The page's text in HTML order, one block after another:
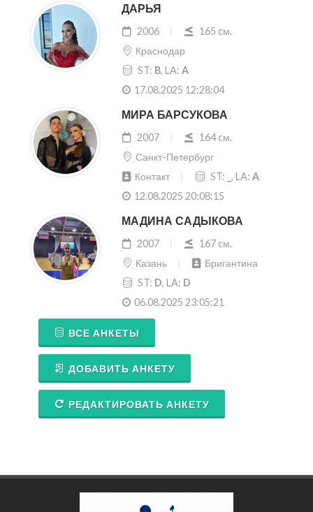
ДАРЬЯ
2006
165 cм.
Краснодар
ST: B, LA: A
17.08.2025 12:28:04
МИРА БАРСУКОВА
2007
164 cм.
Санкт-Петербург
Контакт
ST: , LA: A
12.08.2025 20:08:15
МАДИНА САДЫКОВА
2007
167 cм.
Казань
Бригантина
ST: D, LA: D
06.08.2025 23:05:21
ВСЕ АНКЕТЫ
ДОБАВИТЬ АНКЕТУ
РЕДАКТИРОВАТЬ АНКЕТУ